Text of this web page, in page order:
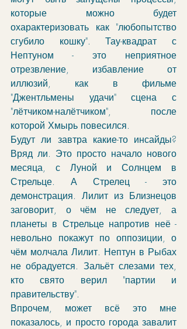
которые можно будет
охарактеризовать как "любопытство
сгубило кошку". Тау-квадрат с
Нептуном - это неприятное
отрезвление, избавление от
иллюзий, как в фильме
"Джентльмены удачи" сцена с
"лётчиком-налётчиком", после
которой Хмырь повесился.
Будут ли завтра какие-то инсайды?
Вряд ли. Это просто начало нового
месяца, с Луной и Солнцем в
Стрельце. А Стрелец - это
демонстрация. Лилит из Близнецов
заговорит, о чём не следует, а
планеты в Стрельце напротив неё -
невольно покажут по оппозиции, о
чём молчала Лилит. Нептун в Рыбах
не обрадуется. Зальёт слезами тех,
кто свято верил "партии и
правительству".
Впрочем, может всё это мне
показалось, и просто города завалит